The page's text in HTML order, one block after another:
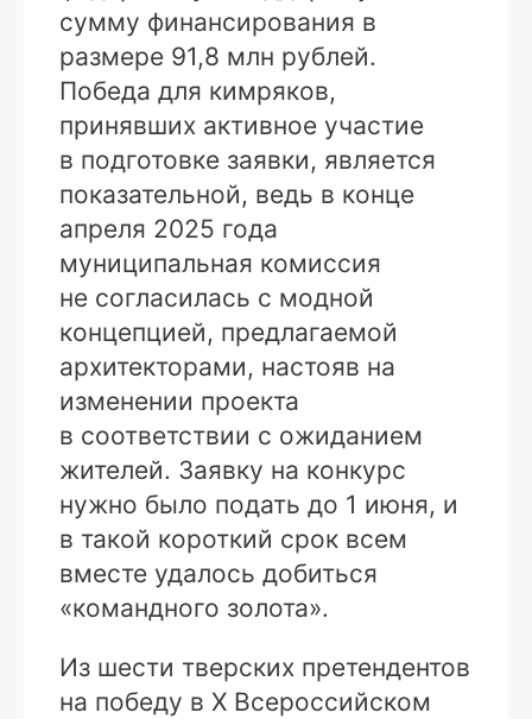
сумму финансирования в
размере 91,8 млн рублей.
Победа для кимряков,
принявших активное участие
в подготовке заявки, является
показательной, ведь в конце
апреля 2025 года
муниципальная комиссия
не согласилась с модной
концепцией, предлагаемой
архитекторами, настояв на
изменении проекта
в соответствии с ожиданием
жителей. Заявку на конкурс
нужно было подать до 1 июня, и
в такой короткий срок всем
вместе удалось добиться
«командного золота».
Из шести тверских претендентов
на победу в X Всероссийском